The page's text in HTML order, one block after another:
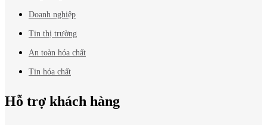
Doanh nghiệp
Tin thị trường
An toàn hóa chất
Tin hóa chất
Hỗ trợ khách hàng